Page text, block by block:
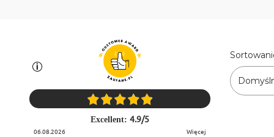
Excellent: 4.9/5
06.08.2026 więcej
Lista